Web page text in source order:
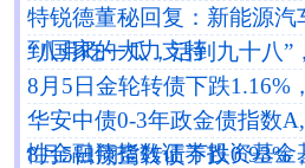
特锐德董秘回复：新能源
到国家的大力支持
“八月吃一瓜，活到九十八
8月5日金轮转债下跌1.16%
华安中债0-3年政金债指数
性金融债指数证券投资基金
8月5日翔鹭转债下跌0.93%